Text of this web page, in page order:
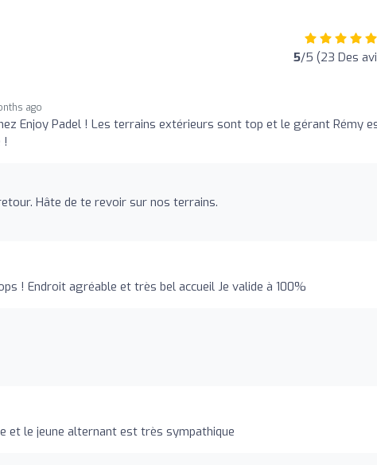
5/5 (23 Des
ago
Enjoy Padel ! Les terrains extérieurs sont top et le gérant Rémy
!
Hâte de te revoir sur nos terrains.
! Endroit agréable et très bel accueil Je valide à 100%
et le jeune alternant est très sympathique